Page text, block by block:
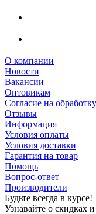
О компании
Новости
Вакансии
Оптовикам
Cогласие на
Отзывы
Информация
Условия оплаты
Условия доставки
Гарантия на товар
Помощь
Вопрос-ответ
Производители
Будьте всегда в курсе!
Узнавайте о скидках